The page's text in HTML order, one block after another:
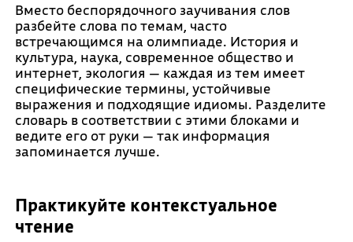
Вместо беспорядочного заучивания слов
разбейте слова по темам, часто
встречающимся на олимпиаде. История и
культура, наука, современное общество и
интернет, экология — каждая из тем имеет
специфические термины, устойчивые
выражения и подходящие идиомы. Разделите
словарь в соответствии с этими блоками и
ведите его от руки — так информация
запоминается лучше.
Практикуйте контекстуальное
чтение